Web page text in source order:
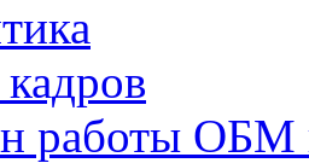
работы ОБМ